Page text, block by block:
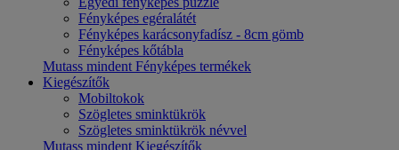
Fényképes egéralátét
Fényképes karácsonyfadísz - 8cm gömb
Fényképes kőtábla
Mutass mindent Fényképes termékek
Kiegészítők
Mobiltokok
Szögletes sminktükrök
Szögletes sminktükrök névvel
Mutass mindent Kiegészítők